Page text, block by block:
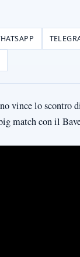
vince lo scontro
match con il